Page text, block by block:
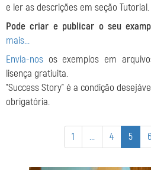
e ler as descrições em seção Tutorial.
Pode criar e publicar o seu
mais...
Envia-nos os exemplos em
lisença gratiuita.
"Success Story" é a condição
obrigatória.
1 ... 4 5 6